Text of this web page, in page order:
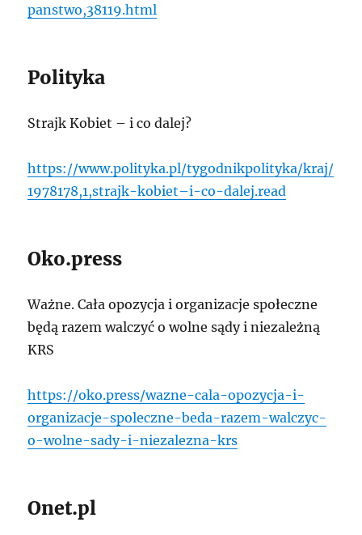
panstwo,38119.html
Polityka
Strajk Kobiet – i co dalej?
https://www.polityka.pl/tygodnikpolityka/kraj/
1978178,1,strajk-kobiet–i-co-dalej.read
Oko.press
Ważne. Cała opozycja i organizacje społeczne
będą razem walczyć o wolne sądy i niezależną
KRS
https://oko.press/wazne-cala-opozycja-i-
organizacje-spoleczne-beda-razem-walczyc-
o-wolne-sady-i-niezalezna-krs
Onet.pl